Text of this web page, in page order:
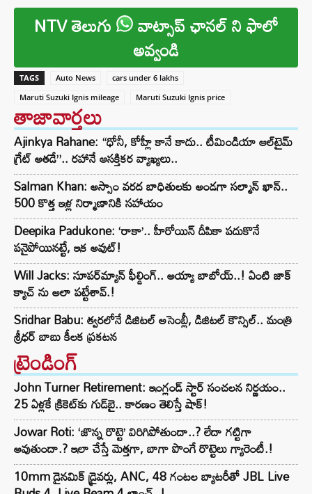
NTV తెలుగు వాట్సాప్ ఛానల్ ని ఫాలో
అవ్వండి
TAGS Auto News
cars under 6 lakhs
Maruti Suzuki Ignis mileage
Maruti Suzuki Ignis price
తాజావార్తలు
Ajinkya Rahane: “ధోనీ, కోహ్లీ కానే కాదు.. టీమిండియా ఆల్‌టైమ్
గ్రేట్ అతడే”.. రహానే ఆసక్తికర వ్యాఖ్యలు..
Salman Khan: అస్సాం వరద బాధితులకు అండగా సల్మాన్ ఖాన్..
500 కొత్త ఇళ్ల నిర్మాణానికి సహాయం
Deepika Padukone: ‘రాకా’.. హీరోయిన్ దీపికా పదుకొనే
పనైపోయినట్టే, ఇక అవుట్!
Will Jacks: సూపర్‌మ్యాన్ ఫీల్డింగ్.. అయ్యా బాబోయ్..! ఏంటి జాక్
క్యాచ్ ను అలా పట్టేశావ్.!
Sridhar Babu: త్వరలోనే డిజిటల్ అసెంబ్లీ, డిజిటల్ కౌన్సిల్.. మంత్రి
శ్రీధర్ బాబు కీలక ప్రకటన
ట్రెండింగ్‌
John Turner Retirement: ఇంగ్లండ్ స్టార్ సంచలన నిర్ణయం..
25 ఏళ్లకే క్రికెట్‌కు గుడ్‌బై.. కారణం తెలిస్తే షాక్!
Jowar Roti: ‘జొన్న రొట్టె’ విరిగిపోతుందా..? లేదా గట్టిగా
అవుతుందా.? ఇలా చేస్తే మెత్తగా, బాగా పొంగే రొట్టెలు గ్యారెంటీ.!
10mm డైనమిక్ డ్రైవర్లు, ANC, 48 గంటల బ్యాటరీతో JBL Live